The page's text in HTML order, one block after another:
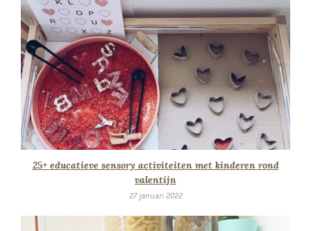
25+ educatieve sensory activiteiten met kinderen rond
valentijn
27 januari 2022